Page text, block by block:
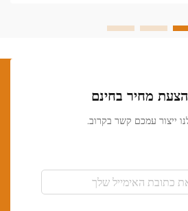
מחיר בחינם
ייצור עמכם קשר בקרוב.